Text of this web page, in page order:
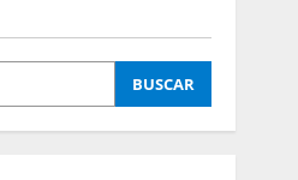
BUSCAR